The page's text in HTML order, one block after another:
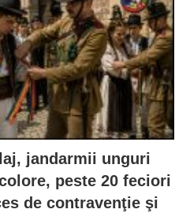
jandarmii unguri
peste 20 feciori
de contravenţie şi